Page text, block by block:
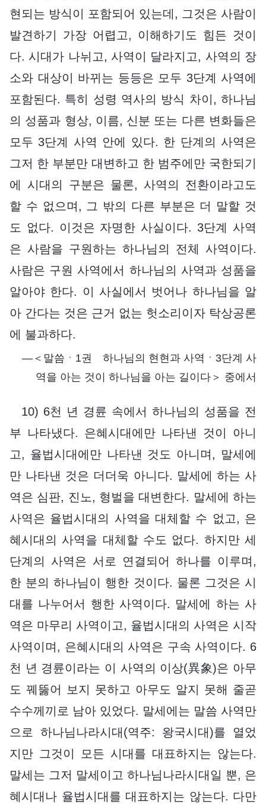
현되는 방식이 포함되어 있는데, 그것은 사람이
발견하기 가장 어렵고, 이해하기도 힘든 것이
다. 시대가 나뉘고, 사역이 달라지고, 사역의 장
소와 대상이 바뀌는 등등은 모두 3단계 사역에
포함된다. 특히 성령 역사의 방식 차이, 하나님
의 성품과 형상, 이름, 신분 또는 다른 변화들은
모두 3단계 사역 안에 있다. 한 단계의 사역은
그저 한 부분만 대변하고 한 범주에만 국한되기
에 시대의 구분은 물론, 사역의 전환이라고도
할 수 없으며, 그 밖의 다른 부분은 더 말할 것
도 없다. 이것은 자명한 사실이다. 3단계 사역
은 사람을 구원하는 하나님의 전체 사역이다.
사람은 구원 사역에서 하나님의 사역과 성품을
알아야 한다. 이 사실에서 벗어나 하나님을 알
아 간다는 것은 근거 없는 헛소리이자 탁상공론
에 불과하다.
―＜말씀ㆍ1권 하나님의 현현과 사역ㆍ3단계 사
역을 아는 것이 하나님을 아는 길이다＞ 중에서
10) 6천 년 경륜 속에서 하나님의 성품을 전
부 나타냈다. 은혜시대에만 나타낸 것이 아니
고, 율법시대에만 나타낸 것도 아니며, 말세에
만 나타낸 것은 더더욱 아니다. 말세에 하는 사
역은 심판, 진노, 형벌을 대변한다. 말세에 하는
사역은 율법시대의 사역을 대체할 수 없고, 은
혜시대의 사역을 대체할 수도 없다. 하지만 세
단계의 사역은 서로 연결되어 하나를 이루며,
한 분의 하나님이 행한 것이다. 물론 그것은 시
대를 나누어서 행한 사역이다. 말세에 하는 사
역은 마무리 사역이고, 율법시대의 사역은 시작
사역이며, 은혜시대의 사역은 구속 사역이다. 6
천 년 경륜이라는 이 사역의 이상(異象)은 아무
도 꿰뚫어 보지 못하고 아무도 알지 못해 줄곧
수수께끼로 남아 있었다. 말세에는 말씀 사역만
으로 하나님나라시대(역주: 왕국시대)를 열었
지만 그것이 모든 시대를 대표하지는 않는다.
말세는 그저 말세이고 하나님나라시대일 뿐, 은
혜시대나 율법시대를 대표하지는 않는다. 다만